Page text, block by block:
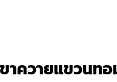
าควายแขวน